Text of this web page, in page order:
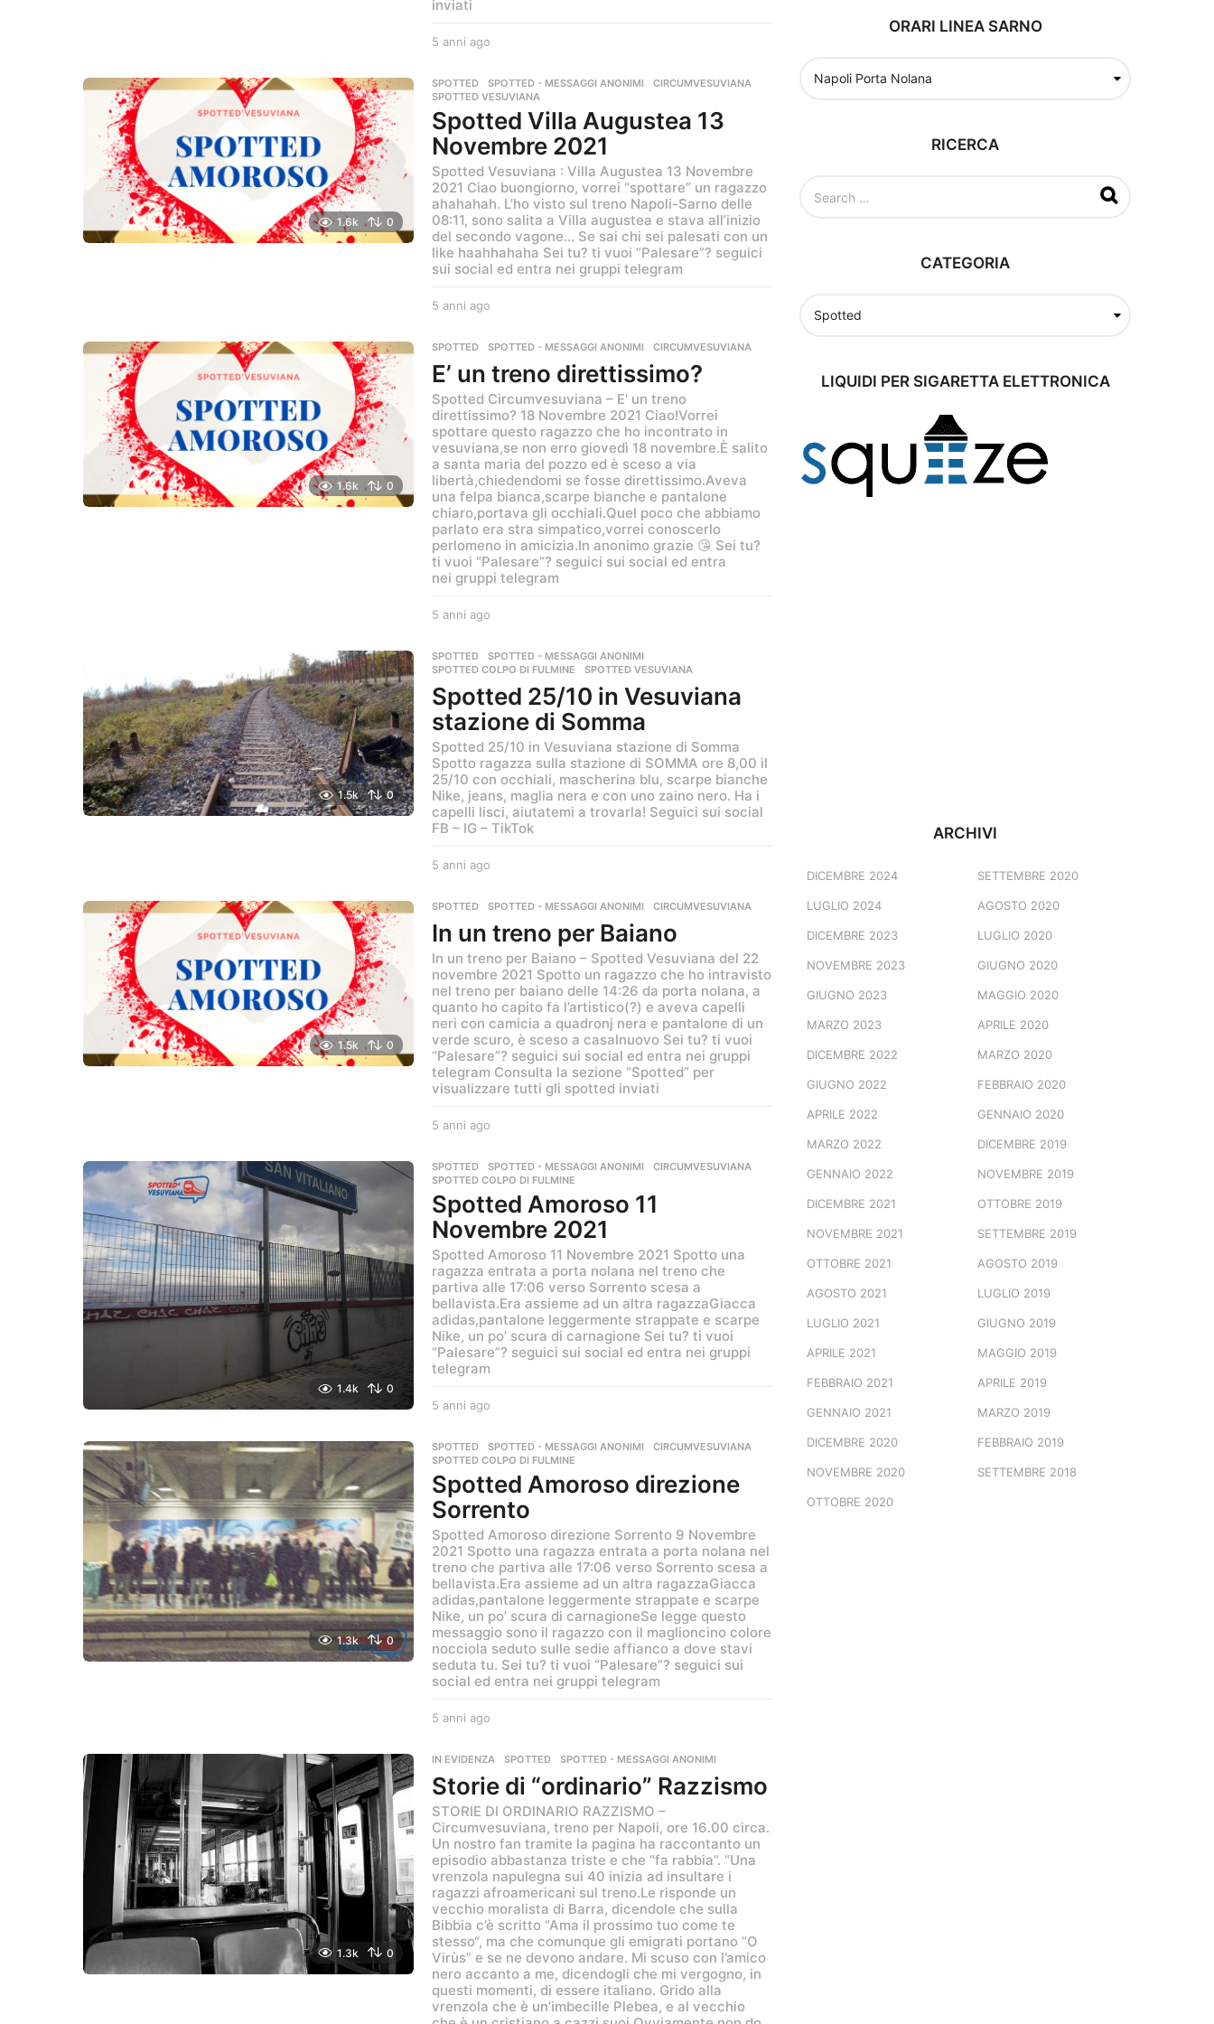
inviati
5 anni ago
n
a
g
1.6k 0
SPOTTED ,SPOTTED - MESSAGGI ANONIMI CIRCUMVESUVIANA
SPOTTED VESUVIANA
Spotted Villa Augustea 13
Novembre 2021
Spotted Vesuviana : Villa Augustea 13 Novembre
2021 Ciao buongiorno, vorrei “spottare” un ragazzo
ahahahah. L’ho visto sul treno Napoli-Sarno delle
08:11, sono salita a Villa augustea e stava all’inizio
del secondo vagone… Se sai chi sei palesati con un
like haahhahaha Sei tu? ti vuoi “Palesare”? seguici
sui social ed entra nei gruppi telegram
5 anni ago
i
a
g
1.6k 0
SPOTTED ,SPOTTED - MESSAGGI ANONIMI CIRCUMVESUVIANA
E’ un treno direttissimo?
Spotted Circumvesuviana – E’ un treno
direttissimo? 18 Novembre 2021 Ciao!Vorrei
spottare questo ragazzo che ho incontrato in
vesuviana,se non erro giovedì 18 novembre.È salito
a santa maria del pozzo ed è sceso a via
libertà,chiedendomi se fosse direttissimo.Aveva
una felpa bianca,scarpe bianche e pantalone
chiaro,portava gli occhiali.Quel poco che abbiamo
parlato era stra simpatico,vorrei conoscerlo
perlomeno in amicizia.In anonimo grazie 😘 Sei tu?
ti vuoi “Palesare”? seguici sui social ed entra
nei gruppi telegram
5 anni ago
n
a
g
o
1.5k 0
SPOTTED ,SPOTTED - MESSAGGI ANONIMI
SPOTTED COLPO DI FULMINE
,SPOTTED VESUVIANA
Spotted 25/10 in Vesuviana
stazione di Somma
Spotted 25/10 in Vesuviana stazione di Somma
Spotto ragazza sulla stazione di SOMMA ore 8,00 il
25/10 con occhiali, mascherina blu, scarpe bianche
Nike, jeans, maglia nera e con uno zaino nero. Ha i
capelli lisci, aiutatemi a trovarla! Seguici sui social
FB – IG – TikTok
5 anni ago
i
g
1.5k 0
SPOTTED ,SPOTTED - MESSAGGI ANONIMI CIRCUMVESUVIANA
In un treno per Baiano
In un treno per Baiano – Spotted Vesuviana del 22
novembre 2021 Spotto un ragazzo che ho intravisto
nel treno per baiano delle 14:26 da porta nolana, a
quanto ho capito fa l’artistico(?) e aveva capelli
neri con camicia a quadronj nera e pantalone di un
verde scuro, è sceso a casalnuovo Sei tu? ti vuoi
“Palesare”? seguici sui social ed entra nei gruppi
telegram Consulta la sezione “Spotted” per
visualizzare tutti gli spotted inviati
5 anni ago
n
a
g
1.4k 0
SPOTTED ,SPOTTED - MESSAGGI ANONIMI CIRCUMVESUVIANA
SPOTTED COLPO DI FULMINE
Spotted Amoroso 11
Novembre 2021
Spotted Amoroso 11 Novembre 2021 Spotto una
ragazza entrata a porta nolana nel treno che
partiva alle 17:06 verso Sorrento scesa a
bellavista.Era assieme ad un altra ragazzaGiacca
adidas,pantalone leggermente strappate e scarpe
Nike, un po’ scura di carnagione Sei tu? ti vuoi
“Palesare”? seguici sui social ed entra nei gruppi
telegram
5 anni ago
n
a
g
1.3k 0
SPOTTED ,SPOTTED - MESSAGGI ANONIMI CIRCUMVESUVIANA
SPOTTED COLPO DI FULMINE
Spotted Amoroso direzione
Sorrento
Spotted Amoroso direzione Sorrento 9 Novembre
2021 Spotto una ragazza entrata a porta nolana nel
treno che partiva alle 17:06 verso Sorrento scesa a
bellavista.Era assieme ad un altra ragazzaGiacca
adidas,pantalone leggermente strappate e scarpe
Nike, un po’ scura di carnagioneSe legge questo
messaggio sono il ragazzo con il maglioncino colore
nocciola seduto sulle sedie affianco a dove stavi
seduta tu. Sei tu? ti vuoi “Palesare”? seguici sui
social ed entra nei gruppi telegram
5 anni ago
i
a
g
1.3k 0
IN EVIDENZA ,SPOTTED ,SPOTTED - MESSAGGI ANONIMI
Storie di “ordinario” Razzismo
STORIE DI ORDINARIO RAZZISMO –
Circumvesuviana, treno per Napoli, ore 16.00 circa.
Un nostro fan tramite la pagina ha raccontanto un
episodio abbastanza triste e che “fa rabbia”. “Una
vrenzola napulegna sui 40 inizia ad insultare i
ragazzi afroamericani sul treno.Le risponde un
vecchio moralista di Barra, dicendole che sulla
Bibbia c’è scritto “Ama il prossimo tuo come te
stesso“, ma che comunque gli emigrati portano “O
Virùs” e se ne devono andare. Mi scuso con l’amico
nero accanto a me, dicendogli che mi vergogno, in
questi momenti, di essere italiano. Grido alla
vrenzola che è un’imbecille Plebea, e al vecchio
ORARI LINEA SARNO
RICERCA
CATEGORIA
LIQUIDI PER SIGARETTA ELETTRONICA
ARCHIVI
DICEMBRE 2024
LUGLIO 2024
DICEMBRE 2023
NOVEMBRE 2023
GIUGNO 2023
MARZO 2023
DICEMBRE 2022
GIUGNO 2022
APRILE 2022
MARZO 2022
GENNAIO 2022
DICEMBRE 2021
NOVEMBRE 2021
OTTOBRE 2021
AGOSTO 2021
LUGLIO 2021
APRILE 2021
FEBBRAIO 2021
GENNAIO 2021
DICEMBRE 2020
NOVEMBRE 2020
OTTOBRE 2020
SETTEMBRE 2020
AGOSTO 2020
LUGLIO 2020
GIUGNO 2020
MAGGIO 2020
APRILE 2020
MARZO 2020
FEBBRAIO 2020
GENNAIO 2020
DICEMBRE 2019
NOVEMBRE 2019
OTTOBRE 2019
SETTEMBRE 2019
AGOSTO 2019
LUGLIO 2019
GIUGNO 2019
MAGGIO 2019
APRILE 2019
MARZO 2019
FEBBRAIO 2019
SETTEMBRE 2018